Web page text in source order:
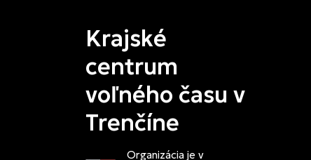
Krajské
centrum
voľného času v
Trenčíne
Organizácia je v